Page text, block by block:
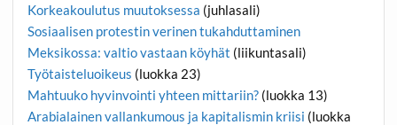
Korkeakoulutus muutoksessa (juhlasali)
Sosiaalisen protestin verinen tukahduttaminen
Meksikossa: valtio vastaan köyhät (liikuntasali)
Työtaisteluoikeus (luokka 23)
Mahtuuko hyvinvointi yhteen mittariin? (luokka 13)
Arabialainen vallankumous ja kapitalismin kriisi (luokka